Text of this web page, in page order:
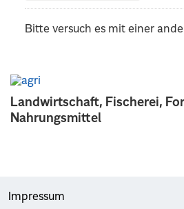
Landwirtschaft, Fischerei,
Nahrungsmittel
Bitte versuch es mit einer
Impressum